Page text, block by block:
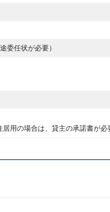
委任状が必要）
用の場合は、貸主の承諾書が必